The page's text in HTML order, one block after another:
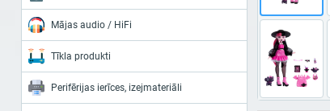
Mājas audio / HiFi
Tīkla produkti
Perifērijas ierīces, izejmateriāli